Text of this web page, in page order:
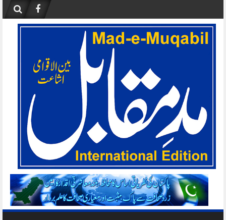
content